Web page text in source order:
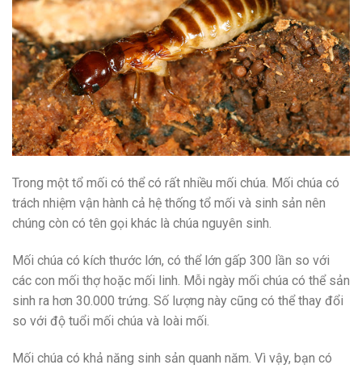
Trong một tổ mối có thể có rất nhiều mối chúa. Mối chúa có
trách nhiệm vận hành cả hệ thống tổ mối và sinh sản nên
chúng còn có tên gọi khác là chúa nguyên sinh.
Mối chúa có kích thước lớn, có thể lớn gấp 300 lần so với
các con mối thợ hoặc mối linh. Mỗi ngày mối chúa có thể sản
sinh ra hơn 30.000 trứng. Số lượng này cũng có thể thay đổi
so với độ tuổi mối chúa và loài mối.
Mối chúa có khả năng sinh sản quanh năm. Vì vậy, bạn có